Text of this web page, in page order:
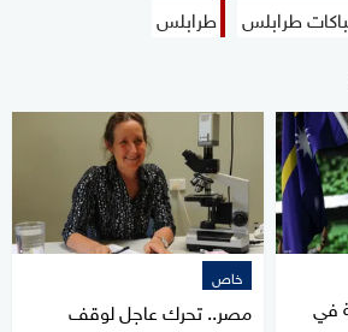
طرابلس طرابلس
في
خاص
مصر.. تحرك عاجل لوقف